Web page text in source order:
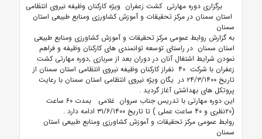
برگزاری دوره مهارتی کشت زعفران ویژه کارکنان وظیفه نیروی انتظامی
استان سمنان در مرکز تحقیقات و آموزش کشاورزی ومنابع طبیعی استان
سمنان
به گزارش روابط عمومی مرکز تحقیقات و آموزش کشاورزی ومنابع طبیعی
استان سمنان در راستای توسعه توانمندی های کارکنان وظیفه و فراهم
نمودن شرایط اشتغال آنان در دوران بعد از سربازی ,دوره مهارتی کشت
زعفران با شرکت ۴۰ نفراز کارکنان وظیفه نیروی انتظامی استان سمنان از
تاریخ ۲۴/۳/۱۴۰۰ در یگان ویژه نیروی انتظامی استان سمنان با رعایت
پروتکل های بهداشتی آغاز گردید .
این دوره مهارتی با تدریس جناب سروان غلامی بمدت ۶۰ ساعت
(۲۰نظری و ۴۰ ساعت عملی ) تا تاریخ ۳۱/۶/۱۴۰۰ ادامه دارد .
روابط عمومی مرکز تحقیقات و آموزش کشاورزی ومنابع طبیعی استان
سمنان